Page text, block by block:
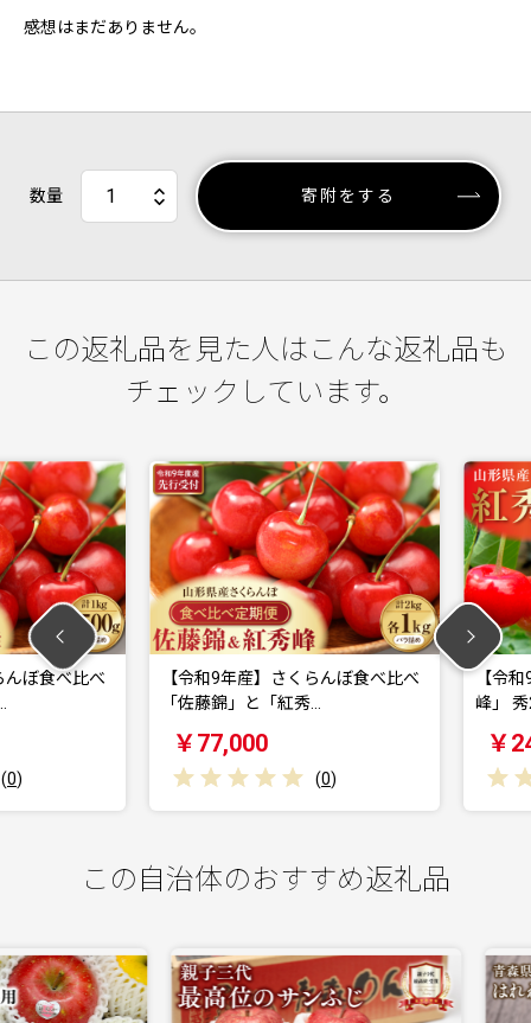
感想はまだありません。
数量 寄附をする
この返礼品を見た人はこんな返礼品も
チェックしています。
食べ比べ
【令和9年産】さくらんぼ食べ比べ
「佐藤錦」と「紅秀…
￥77,000
(0)
【令和9
峰」 秀2L
￥
この自治体のおすすめ返礼品